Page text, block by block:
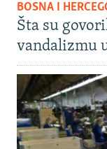
BOSNA I
Šta su
vandalizmu